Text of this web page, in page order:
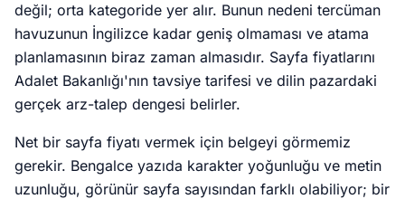
değil; orta kategoride yer alır. Bunun nedeni tercüman
havuzunun İngilizce kadar geniş olmaması ve atama
planlamasının biraz zaman almasıdır. Sayfa fiyatlarını
Adalet Bakanlığı'nın tavsiye tarifesi ve dilin pazardaki
gerçek arz-talep dengesi belirler.
Net bir sayfa fiyatı vermek için belgeyi görmemiz
gerekir. Bengalce yazıda karakter yoğunluğu ve metin
uzunluğu, görünür sayfa sayısından farklı olabiliyor; bir